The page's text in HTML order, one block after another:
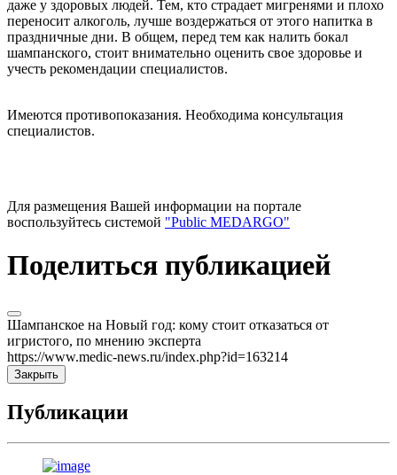
даже у здоровых людей. Тем, кто страдает мигренями и плохо
переносит алкоголь, лучше воздержаться от этого напитка в
праздничные дни. В общем, перед тем как налить бокал
шампанского, стоит внимательно оценить свое здоровье и
учесть рекомендации специалистов.
Имеются противопоказания. Необходима консультация
специалистов.
Для размещения Вашей информации на портале
воспользуйтесь системой "Public MEDARGO"
Поделиться публикацией
Шампанское на Новый год: кому стоит отказаться от
игристого, по мнению эксперта
https://www.medic-news.ru/index.php?id=163214
Закрыть
Публикации